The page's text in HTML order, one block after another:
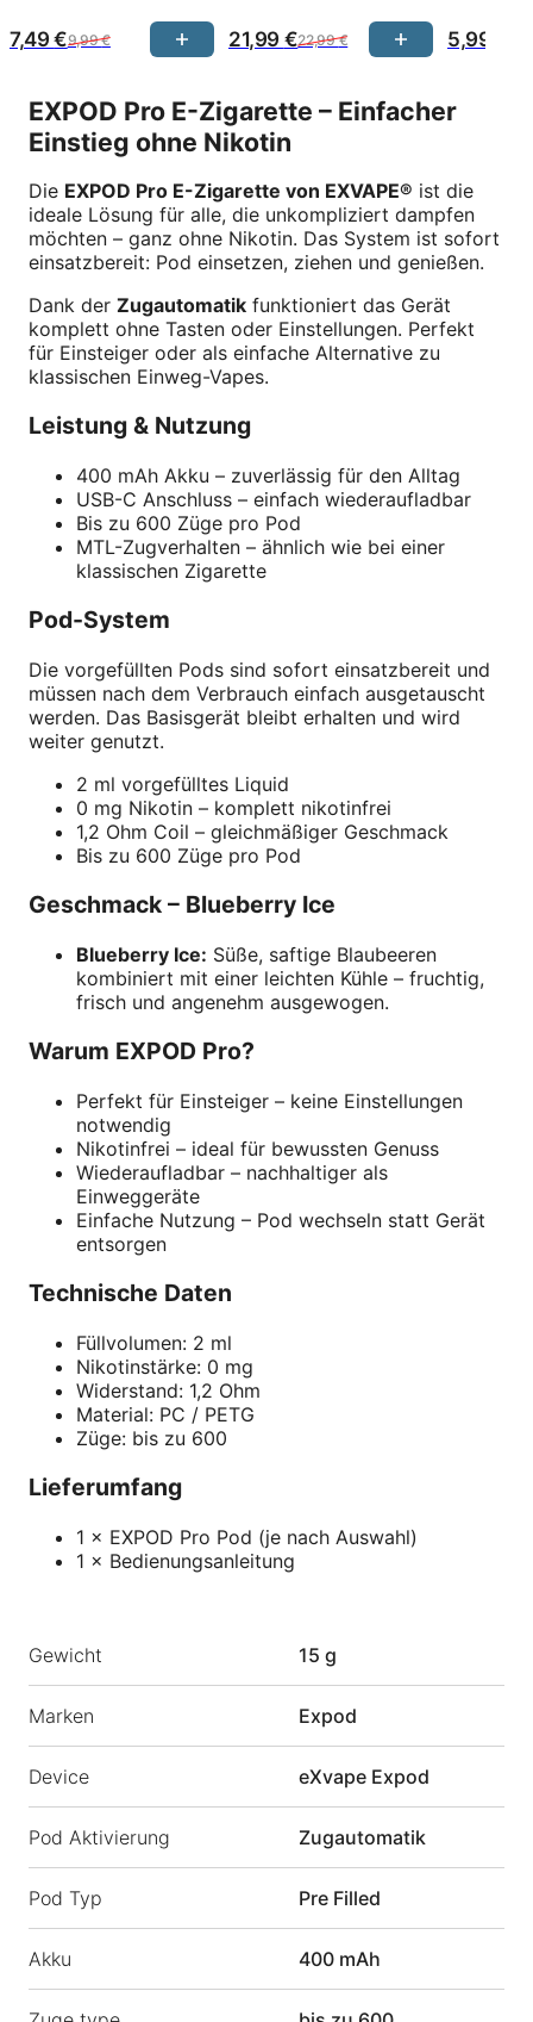
9,99€
7,49€ 22,99€
21,99 € 5,99
EXPOD Pro E-Zigarette – Einfacher
Einstieg ohne Nikotin
Die EXPOD Pro E-Zigarette von EXVAPE® ist die
ideale Lösung für alle, die unkompliziert dampfen
möchten – ganz ohne Nikotin. Das System ist sofort
einsatzbereit: Pod einsetzen, ziehen und genießen.
Dank der Zugautomatik funktioniert das Gerät
komplett ohne Tasten oder Einstellungen. Perfekt
für Einsteiger oder als einfache Alternative zu
klassischen Einweg-Vapes.
Leistung & Nutzung
400 mAh Akku – zuverlässig für den Alltag
USB-C Anschluss – einfach wiederaufladbar
Bis zu 600 Züge pro Pod
MTL-Zugverhalten – ähnlich wie bei einer
klassischen Zigarette
Pod-System
Die vorgefüllten Pods sind sofort einsatzbereit und
müssen nach dem Verbrauch einfach ausgetauscht
werden. Das Basisgerät bleibt erhalten und wird
weiter genutzt.
2 ml vorgefülltes Liquid
0 mg Nikotin – komplett nikotinfrei
1,2 Ohm Coil – gleichmäßiger Geschmack
Bis zu 600 Züge pro Pod
Geschmack – Blueberry Ice
Blueberry Ice: Süße, saftige Blaubeeren
kombiniert mit einer leichten Kühle – fruchtig,
frisch und angenehm ausgewogen.
Warum EXPOD Pro?
Perfekt für Einsteiger – keine Einstellungen
notwendig
Nikotinfrei – ideal für bewussten Genuss
Wiederaufladbar – nachhaltiger als
Einweggeräte
Einfache Nutzung – Pod wechseln statt Gerät
entsorgen
Technische Daten
Füllvolumen: 2 ml
Nikotinstärke: 0 mg
Widerstand: 1,2 Ohm
Material: PC / PETG
Züge: bis zu 600
Lieferumfang
1 × EXPOD Pro Pod (je nach Auswahl)
1 × Bedienungsanleitung
Gewicht 15 g
Marken Expod
Device eXvape Expod
Pod Aktivierung Zugautomatik
Pod Typ Pre Filled
Akku 400 mAh